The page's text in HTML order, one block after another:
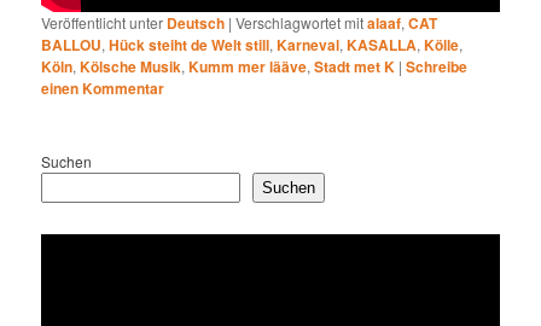
Veröffentlicht unter Deutsch |Verschlagwortet mitalaaf,CAT
BALLOU,Hück steiht de Welt still,Karneval,KASALLA,Kölle,
Köln,Kölsche Musik,Kumm mer lääve,Stadt met K |Schreibe
einen Kommentar
Suchen
Suchen